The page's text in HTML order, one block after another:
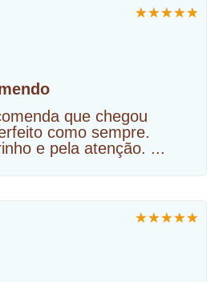
que chegou
como sempre.
e pela atenção. ...